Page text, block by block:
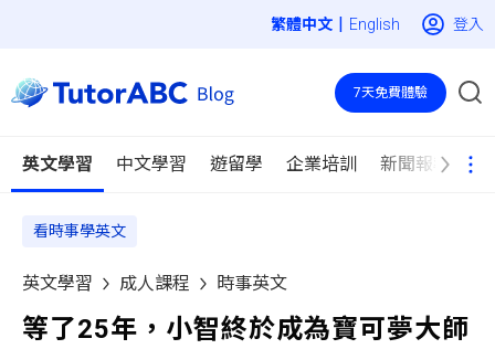
| English 登入
英文學習 中文學習 遊留學 企業培訓 新聞報導
7天免費體驗
看時事學英文
英文學習 成人課程 時事英文
等了25年，小智終於成為寶可夢大師